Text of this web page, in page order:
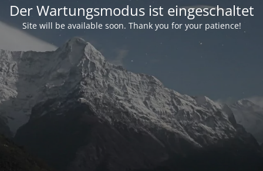
Der Wartungsmodus ist eingeschaltet
Site will be available soon. Thank you for your patience!